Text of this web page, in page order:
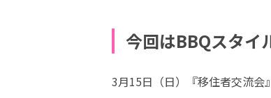
今回はBBQスタイ
3月15日（日）『移住者交流会